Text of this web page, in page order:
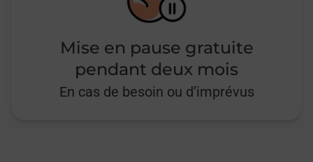
Mise en pause gratuite
pendant deux mois
En cas de besoin ou d’imprévus